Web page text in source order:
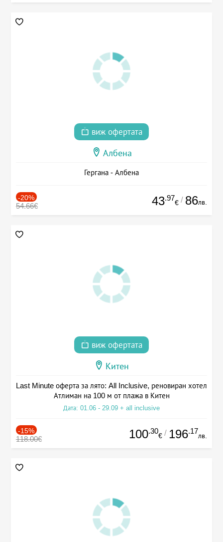
виж офертата
Албена
Гергана - Албена
-20%
54.66€ 43.97
€ / 86лв.
виж офертата
Китен
Last Minute оферта за лято: All Inclusive, реновиран хотел
Атлиман на 100 м от плажа в Китен
Дата: 01.06 - 29.09 + all inclusive
-15%
118.00€ 100.30
€ / 196.17
лв.